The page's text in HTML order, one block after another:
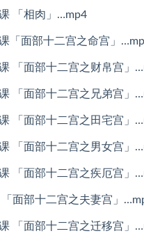
「相肉」…mp4
「面部十二宫之命宫」
「面部十二宫之财帛宫」
「面部十二宫之兄弟宫」
「面部十二宫之田宅宫」
「面部十二宫之男女宫」
「面部十二宫之疾厄宫」
面部十二宫之夫妻宫」
「面部十二宫之迁移宫」